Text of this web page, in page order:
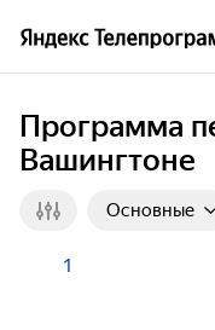
Программа
Вашингтоне
Основные
1